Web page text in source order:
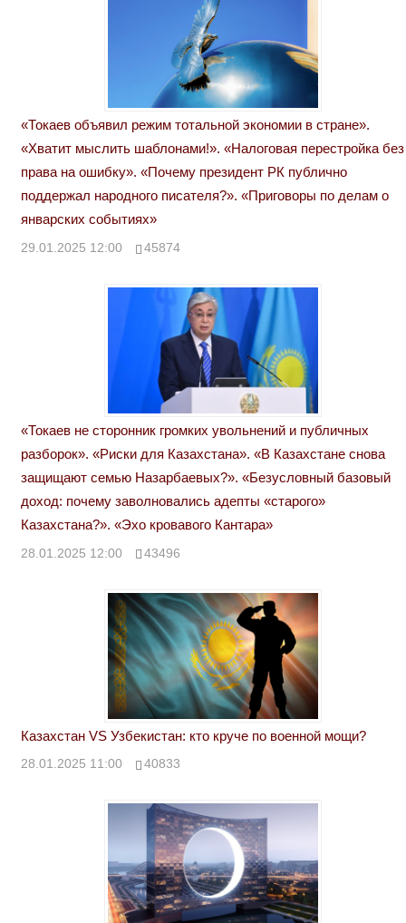
«Токаев объявил режим тотальной экономии в стране».
«Хватит мыслить шаблонами!». «Налоговая перестройка без
права на ошибку». «Почему президент РК публично
поддержал народного писателя?». «Приговоры по делам о
январских событиях»
29.01.2025 12:00 45874
«Токаев не сторонник громких увольнений и публичных
разборок». «Риски для Казахстана». «В Казахстане снова
защищают семью Назарбаевых?». «Безусловный базовый
доход: почему заволновались адепты «старого»
Казахстана?». «Эхо кровавого Кантара»
28.01.2025 12:00 43496
Казахстан VS Узбекистан: кто круче по военной мощи?
28.01.2025 11:00 40833